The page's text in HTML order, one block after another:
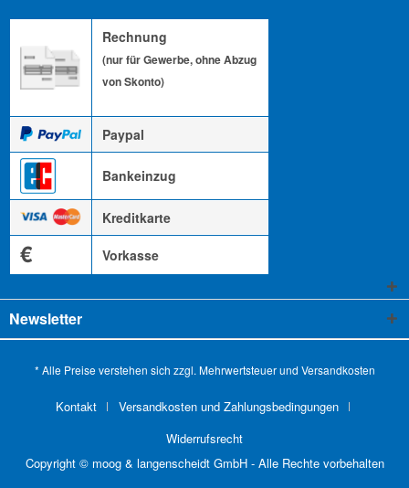
Rechnung
(nur für Gewerbe, ohne Abzug
von Skonto)
Paypal
Bankeinzug
Kreditkarte
€ Vorkasse
Newsletter
* Alle Preise verstehen sich zzgl. Mehrwertsteuer und Versandkosten
Kontakt
Versandkosten und Zahlungsbedingungen
Widerrufsrecht
Copyright © moog & langenscheidt GmbH - Alle Rechte vorbehalten